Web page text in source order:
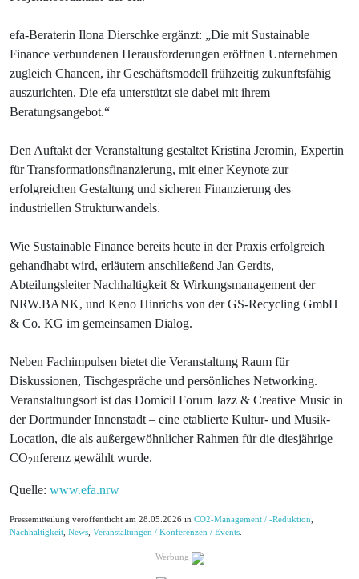
efa-Beraterin Ilona Dierschke ergänzt: „Die mit Sustainable
Finance verbundenen Herausforderungen eröffnen Unternehmen
zugleich Chancen, ihr Geschäftsmodell frühzeitig zukunftsfähig
auszurichten. Die efa unterstützt sie dabei mit ihrem
Beratungsangebot.“
Den Auftakt der Veranstaltung gestaltet Kristina Jeromin, Expertin
für Transformationsfinanzierung, mit einer Keynote zur
erfolgreichen Gestaltung und sicheren Finanzierung des
industriellen Strukturwandels.
Wie Sustainable Finance bereits heute in der Praxis erfolgreich
gehandhabt wird, erläutern anschließend Jan Gerdts,
Abteilungsleiter Nachhaltigkeit & Wirkungsmanagement der
NRW.BANK, und Keno Hinrichs von der GS-Recycling GmbH
& Co. KG im gemeinsamen Dialog.
Neben Fachimpulsen bietet die Veranstaltung Raum für
Diskussionen, Tischgespräche und persönliches Networking.
Veranstaltungsort ist das Domicil Forum Jazz & Creative Music in
der Dortmunder Innenstadt – eine etablierte Kultur- und Musik-
Location, die als außergewöhnlicher Rahmen für die diesjährige
CO2nferenz gewählt wurde.
Quelle: www.efa.nrw
Pressemitteilung veröffentlicht am 28.05.2026 in CO2-Management / -Reduktion,
Nachhaltigkeit, News, Veranstaltungen / Konferenzen / Events.
Werbung